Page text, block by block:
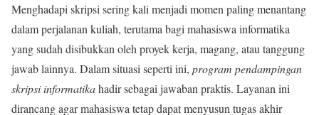
Menghadapi skripsi sering kali menjadi momen paling menantang
dalam perjalanan kuliah, terutama bagi mahasiswa informatika
yang sudah disibukkan oleh proyek kerja, magang, atau tanggung
jawab lainnya. Dalam situasi seperti ini, program pendampingan
skripsi informatikahadir sebagai jawaban praktis. Layanan ini
dirancang agar mahasiswa tetap dapat menyusun tugas akhir